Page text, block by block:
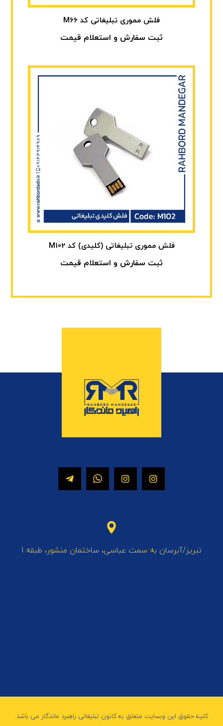
فلش مموری تبلیغاتی کد M66
ثبت سفارش و استعلام قیمت
فلش مموری تبلیغاتی (کلیدی) کد M102
ثبت سفارش و استعلام قیمت
تبریز/آبرسان به سمت عباسی، ساختمان منشور، طبقه 1
کلیه حقوق این وبسایت متعلق به کانون تبلیغاتی راهبرد ماندگار می باشد.